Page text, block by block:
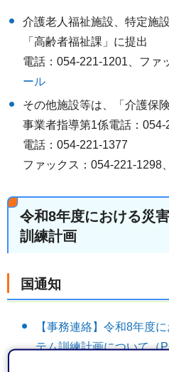
介護老人福祉施設、特定施
「高齢者福祉課」に提出
電話：054-221-1201、ファ
ール
その他施設等は、「介護保
事業者指導第1係電話：
電話：054-221-1377
ファックス：054-221-1298、
令和8年度における災
訓練計画
国通知
【事務連絡】令和8年度
テム訓練計画について（